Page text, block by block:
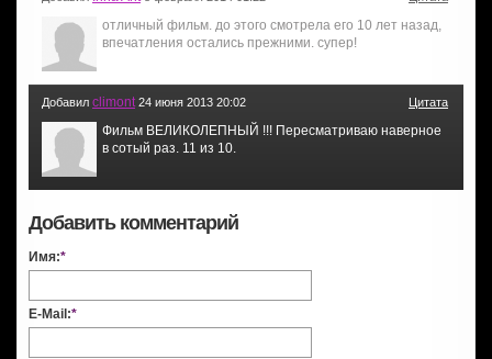
отличный фильм. до этого смотрела его 10 лет назад,
впечатления остались прежними. супер!
Добавил climont 24 июня 2013 20:02 Цитата
Фильм ВЕЛИКОЛЕПНЫЙ !!! Пересматриваю наверное
в сотый раз. 11 из 10.
Добавить комментарий
Имя:*
E-Mail:*